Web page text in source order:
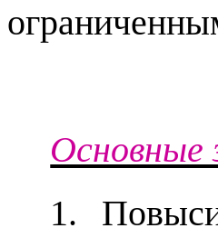
Основные
1.